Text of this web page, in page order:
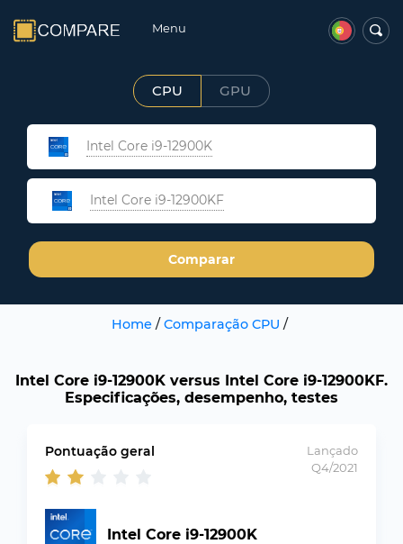
Menu
CPU GPU
Intel Core i9-12900K
Intel Core i9-12900KF
Comparar
Home / Comparação CPU /
Intel Core i9-12900K versus Intel Core i9-12900KF.
Especificações, desempenho, testes
Pontuação geral
Lançado
Q4/2021
Intel Core i9-12900K